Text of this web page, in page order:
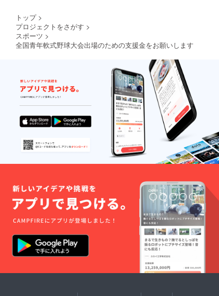
トップ >
プロジェクトをさがす >
スポーツ >
全国青年軟式野球大会出場のための支援金をお願いします